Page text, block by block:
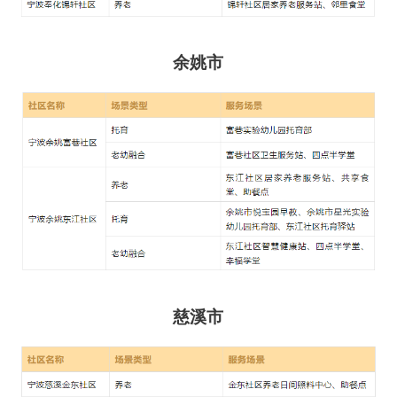
余姚市
慈溪市